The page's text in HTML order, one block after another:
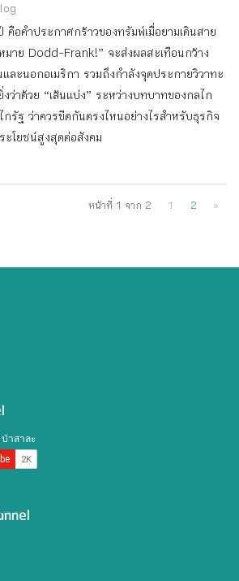
คือคำประกาศกร้าวของทรัมพ์เมื่อยามเดินสาย
มาย Dodd-Frank!” จะส่งผลสะเทือนกว้าง
ละนอกอเมริกา รวมถึงกำลังจุดประกายวิวาทะ
ว่าด้วย “เส้นแบ่ง” ระหว่างบทบาทของกลไก
รัฐ ว่าควรขีดกันตรงไหนอย่างไรสำหรับธุรกิจ
ะโยชน์สูงสุดต่อสังคม
หน้าที่ 1 จาก 2 1 2 »